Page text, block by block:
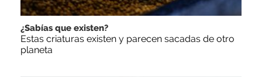
¿Sabías que existen?
Estas criaturas existen y parecen sacadas de otro
planeta